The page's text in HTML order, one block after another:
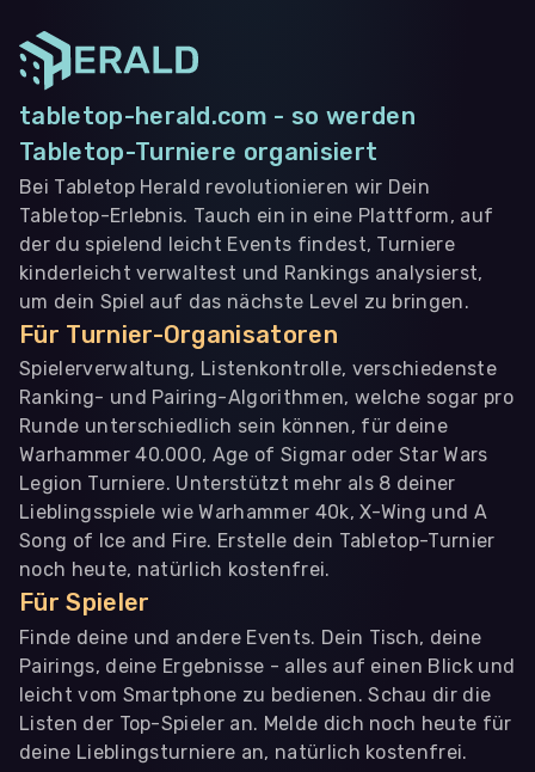
tabletop-herald.com - so werden
Tabletop-Turniere organisiert
Bei Tabletop Herald revolutionieren wir Dein
Tabletop-Erlebnis. Tauch ein in eine Plattform, auf
der du spielend leicht Events findest, Turniere
kinderleicht verwaltest und Rankings analysierst,
um dein Spiel auf das nächste Level zu bringen.
Für Turnier-Organisatoren
Spielerverwaltung, Listenkontrolle, verschiedenste
Ranking- und Pairing-Algorithmen, welche sogar pro
Runde unterschiedlich sein können, für deine
Warhammer 40.000, Age of Sigmar oder Star Wars
Legion Turniere. Unterstützt mehr als 8 deiner
Lieblingsspiele wie Warhammer 40k, X-Wing und A
Song of Ice and Fire. Erstelle dein Tabletop-Turnier
noch heute, natürlich kostenfrei.
Für Spieler
Finde deine und andere Events. Dein Tisch, deine
Pairings, deine Ergebnisse - alles auf einen Blick und
leicht vom Smartphone zu bedienen. Schau dir die
Listen der Top-Spieler an. Melde dich noch heute für
deine Lieblingsturniere an, natürlich kostenfrei.